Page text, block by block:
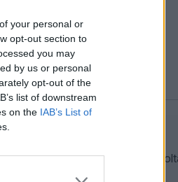
your personal or
opt-out section to
you may
by us or personal
opt-out of the
list of downstream
on the IAB’s List of
Ádám megszólalt. Ezek